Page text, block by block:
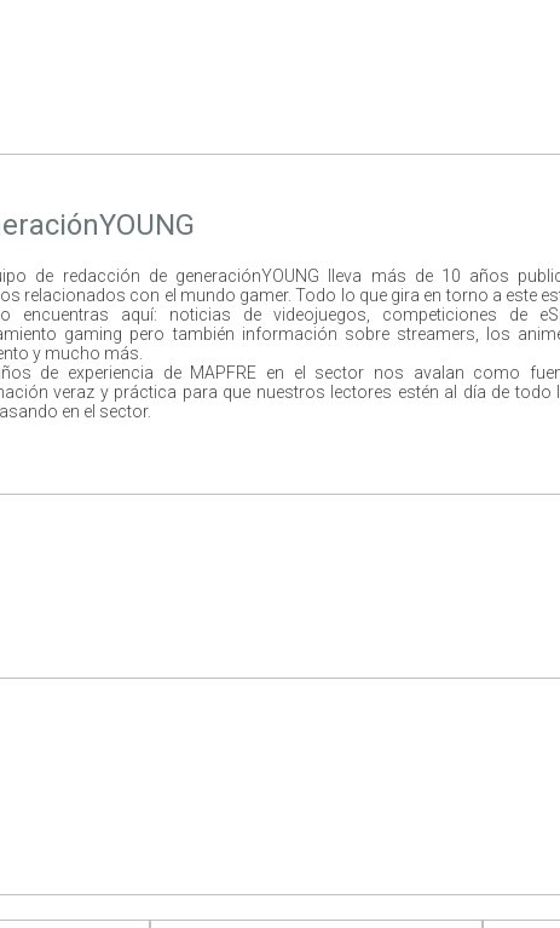
de redacción de generaciónYOUNG lleva más de 10 años
relacionados con el mundo gamer. Todo lo que gira en torno a este
encuentras aquí: noticias de videojuegos, competiciones de
gaming pero también información sobre streamers, los
y mucho más.
de experiencia de MAPFRE en el sector nos avalan como
veraz y práctica para que nuestros lectores estén al día de todo
en el sector.